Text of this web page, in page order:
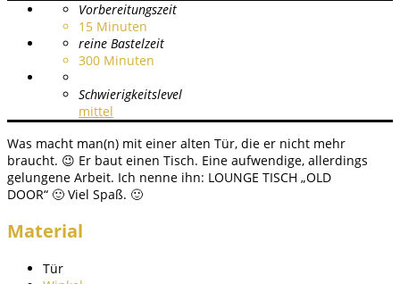
Vorbereitungszeit
15 Minuten
reine Bastelzeit
300 Minuten
Schwierigkeitslevel
mittel
Was macht man(n) mit einer alten Tür, die er nicht mehr
braucht. 😉 Er baut einen Tisch. Eine aufwendige, allerdings
gelungene Arbeit. Ich nenne ihn: LOUNGE TISCH „OLD
DOOR“ 🙂 Viel Spaß. 🙂
Material
Tür